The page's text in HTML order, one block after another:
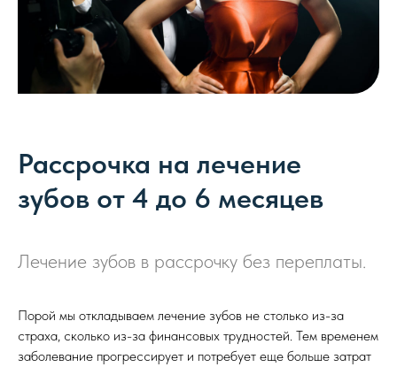
Рассрочка на лечение
зубов от 4 до 6 месяцев
Лечение зубов в рассрочку без переплаты.
Порой мы откладываем лечение зубов не столько из-за
страха, сколько из-за финансовых трудностей. Тем временем
заболевание прогрессирует и потребует еще больше затрат